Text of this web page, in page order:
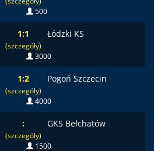
500
1:1
(szczegóły)
Łódzki KS
3000
1:2
(szczegóły)
Pogoń Szczecin
4000
:
(szczegóły)
GKS Bełchatów
1500